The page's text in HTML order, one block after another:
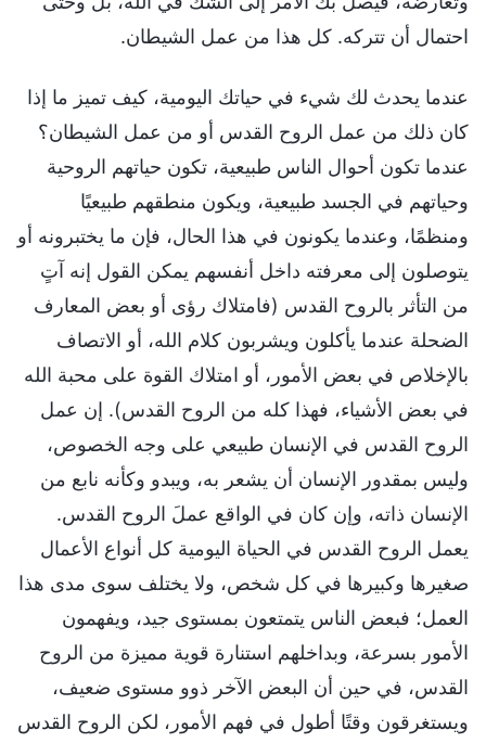
احتمال أن تتركه. كل هذا من عمل الشيطان.
عندما يحدث لك شيء في حياتك اليومية، كيف تميز ما إذا
كان ذلك من عمل الروح القدس أو من عمل الشيطان؟
عندما تكون أحوال الناس طبيعية، تكون حياتهم الروحية
وحياتهم في الجسد طبيعية، ويكون منطقهم طبيعيًا
ومنظمًا، وعندما يكونون في هذا الحال، فإن ما يختبرونه أو
يتوصلون إلى معرفته داخل أنفسهم يمكن القول إنه آتٍ
من التأثر بالروح القدس (فامتلاك رؤى أو بعض المعارف
الضحلة عندما يأكلون ويشربون كلام الله، أو الاتصاف
بالإخلاص في بعض الأمور، أو امتلاك القوة على محبة الله
في بعض الأشياء، فهذا كله من الروح القدس). إن عمل
الروح القدس في الإنسان طبيعي على وجه الخصوص،
وليس بمقدور الإنسان أن يشعر به، ويبدو وكأنه نابع من
الإنسان ذاته، وإن كان في الواقع عملَ الروح القدس.
يعمل الروح القدس في الحياة اليومية كل أنواع الأعمال
صغيرها وكبيرها في كل شخص، ولا يختلف سوى مدى هذا
العمل؛ فبعض الناس يتمتعون بمستوى جيد، ويفهمون
الأمور بسرعة، وبداخلهم استنارة قوية مميزة من الروح
القدس، في حين أن البعض الآخر ذوو مستوى ضعيف،
ويستغرقون وقتًا أطول في فهم الأمور، لكن الروح القدس